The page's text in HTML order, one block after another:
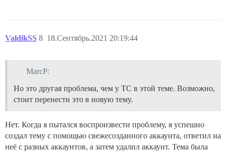
ValdikSS 18.Сентябрь.2021 20:19:44
8
MarcP:
Но это другая проблема, чем у ТС в этой теме. Возможно,
стоит перенести это в новую тему.
Нет. Когда я пытался воспроизвести проблему, я успешно
создал тему с помощью свежесозданного аккаунта, ответил на
неё с разных аккаунтов, а затем удалил аккаунт. Тема была